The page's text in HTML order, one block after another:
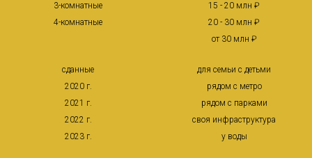
3-комнатные
4-комнатные
15 - 20 млн ₽
20 - 30 млн ₽
от 30 млн ₽
сданные
2020 г.
2021 г.
2022 г.
2023 г.
для семьи с детьми
рядом с метро
рядом с парками
своя инфраструктура
у воды